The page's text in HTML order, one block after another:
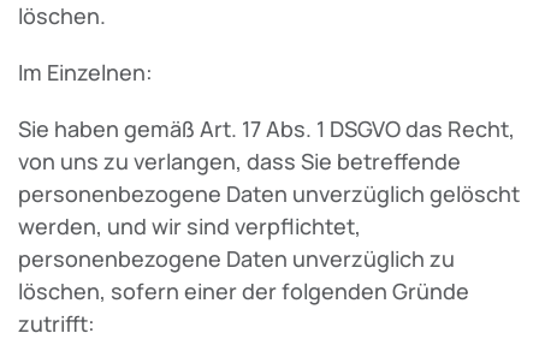
löschen.
Im Einzelnen:
Sie haben gemäß Art. 17 Abs. 1 DSGVO das Recht,
von uns zu verlangen, dass Sie betreffende
personenbezogene Daten unverzüglich gelöscht
werden, und wir sind verpflichtet,
personenbezogene Daten unverzüglich zu
löschen, sofern einer der folgenden Gründe
zutrifft: